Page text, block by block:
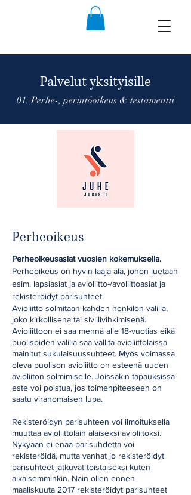
Palvelut yksityisille
01. Perhe-, perintöoikeus & testamentti
Perheoikeus
Perheoikeusasiat vuosien kokemuksella.
Perheoikeus on hyvin laaja ala, johon luetaan
esim. lapsiasiat ja avioliitto-/avoliittoasiat ja
rekisteröidyt parisuhteet.
Avioliitto solmitaan kahden henkilön välillä,
joko kirkollisena tai siviilivihkimisenä.
Avioliittoon ei saa mennä alle 18-vuotias eikä
puolisoiden välillä saa vallita avioliittolaissa
mainitut sukulaisuussuhteet. Myös voimassa
oleva puolison avioliitto on esteenä uuden
avioliiton solmimiselle. Joissakin tapauksissa
este voi poistua, jos toimenpiteeseen on
saatu viranomaisen lupa.
Rekisteröidyn parisuhteen voi ilmoituksella
muuttaa avioliittolain alaiseksi avioliitoksi.
Nykyään ei enää parisuhdetta voi
rekisteröidä, mutta vanhat jo rekisteröidyt
parisuhteet jatkuvat toistaiseksi kuten
aikaisemminkin. Näin ollen ennen
maaliskuuta 2017 rekisteröidyt parisuhteet